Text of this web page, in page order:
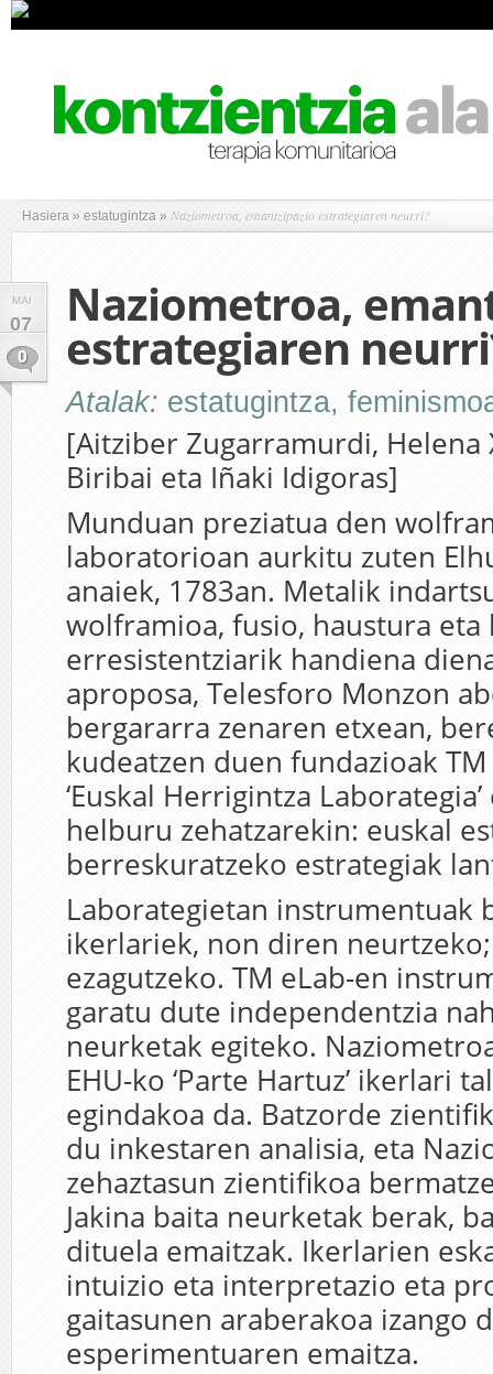
Hasiera » estatugintza » Naziometroa, emantzipazio estrategiaren neurri?
MAI
07
0
Naziometroa,
estrategiaren
Atalak: estatugintza,
[Aitziber Zugarramurdi, Helena
Biribai eta Iñaki Idigoras]
Munduan preziatua den
laboratorioan aurkitu zuten
anaiek, 1783an. Metalik
wolframioa, fusio, haustura
erresistentziarik handiena
aproposa, Telesforo Monzon
bergararra zenaren etxean,
kudeatzen duen fundazioak
‘Euskal Herrigintza
helburu zehatzarekin: euskal
berreskuratzeko estrategiak
Laborategietan instrumentuak
ikerlariek, non diren
ezagutzeko. TM eLab-en
garatu dute independentzia
neurketak egiteko.
EHU-ko ‘Parte Hartuz’ ikerlari
egindakoa da. Batzorde
du inkestaren analisia, eta
zehaztasun zientifikoa
Jakina baita neurketak berak,
dituela emaitzak. Ikerlarien
intuizio eta interpretazio eta
gaitasunen araberakoa izango
esperimentuaren emaitza.